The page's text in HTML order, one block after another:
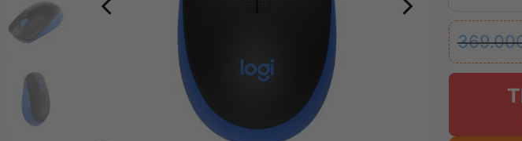
Giá
gốc
là:
Giá
hiện
tại